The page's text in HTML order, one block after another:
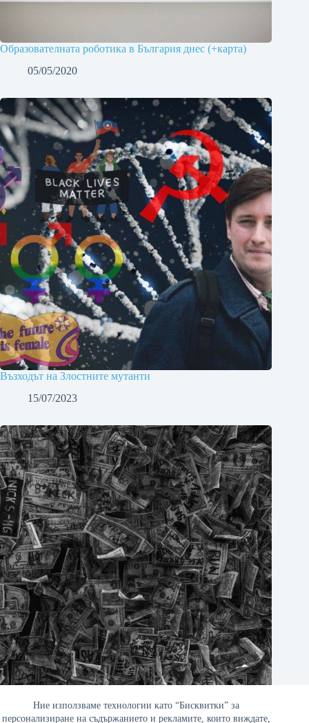
Ние използваме технологии като “Бисквитки” за
персонализиране на съдържанието и рекламите, които виждате,
Образователната роботика в България днес (+карта)
05/05/2020
Възходът на Злостните мутанти
15/07/2023
Инфлацията и заетостта